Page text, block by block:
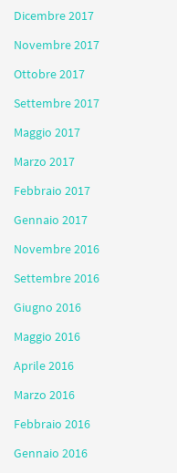
Dicembre 2017
Novembre 2017
Ottobre 2017
Settembre 2017
Maggio 2017
Marzo 2017
Febbraio 2017
Gennaio 2017
Novembre 2016
Settembre 2016
Giugno 2016
Maggio 2016
Aprile 2016
Marzo 2016
Febbraio 2016
Gennaio 2016